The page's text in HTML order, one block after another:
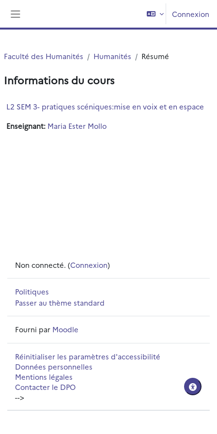
Connexion
Faculté des Humanités Humanités Résumé
Informations du cours
L2 SEM 3- pratiques scéniques:mise en voix et en espace
Enseignant: Maria Ester Mollo
Non connecté. (Connexion)
Politiques
Passer au thème standard
Fourni par Moodle
Réinitialiser les paramètres d'accessibilité
Données personnelles
Mentions légales
Contacter le DPO
-->